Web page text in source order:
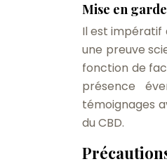
Mise en
Il est impératif
une preuve
fonction de
présence
témoignages
du CBD.